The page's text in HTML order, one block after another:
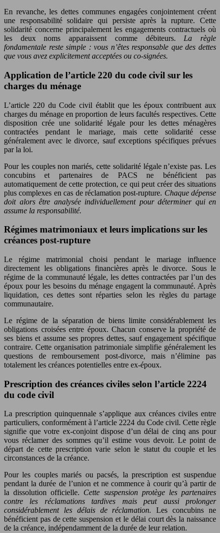
En revanche, les dettes communes engagées conjointement créent
une responsabilité solidaire qui persiste après la rupture. Cette
solidarité concerne principalement les engagements contractuels où
les deux noms apparaissent comme débiteurs. La règle
fondamentale reste simple : vous n’êtes responsable que des dettes
que vous avez explicitement acceptées ou co-signées.
Application de l’article 220 du code civil sur les
charges du ménage
L’article 220 du Code civil établit que les époux contribuent aux
charges du ménage en proportion de leurs facultés respectives. Cette
disposition crée une solidarité légale pour les dettes ménagères
contractées pendant le mariage, mais cette solidarité cesse
généralement avec le divorce, sauf exceptions spécifiques prévues
par la loi.
Pour les couples non mariés, cette solidarité légale n’existe pas. Les
concubins et partenaires de PACS ne bénéficient pas
automatiquement de cette protection, ce qui peut créer des situations
plus complexes en cas de réclamation post-rupture. Chaque dépense
doit alors être analysée individuellement pour déterminer qui en
assume la responsabilité.
Régimes matrimoniaux et leurs implications sur les
créances post-rupture
Le régime matrimonial choisi pendant le mariage influence
directement les obligations financières après le divorce. Sous le
régime de la communauté légale, les dettes contractées par l’un des
époux pour les besoins du ménage engagent la communauté. Après
liquidation, ces dettes sont réparties selon les règles du partage
communautaire.
Le régime de la séparation de biens limite considérablement les
obligations croisées entre époux. Chacun conserve la propriété de
ses biens et assume ses propres dettes, sauf engagement spécifique
contraire. Cette organisation patrimoniale simplifie généralement les
questions de remboursement post-divorce, mais n’élimine pas
totalement les créances potentielles entre ex-époux.
Prescription des créances civiles selon l’article 2224
du code civil
La prescription quinquennale s’applique aux créances civiles entre
particuliers, conformément à l’article 2224 du Code civil. Cette règle
signifie que votre ex-conjoint dispose d’un délai de cinq ans pour
vous réclamer des sommes qu’il estime vous devoir. Le point de
départ de cette prescription varie selon le statut du couple et les
circonstances de la créance.
Pour les couples mariés ou pacsés, la prescription est suspendue
pendant la durée de l’union et ne commence à courir qu’à partir de
la dissolution officielle. Cette suspension protège les partenaires
contre les réclamations tardives mais peut aussi prolonger
considérablement les délais de réclamation.Les concubins ne
bénéficient pas de cette suspension et le délai court dès la naissance
de la créance, indépendamment de la durée de leur relation.